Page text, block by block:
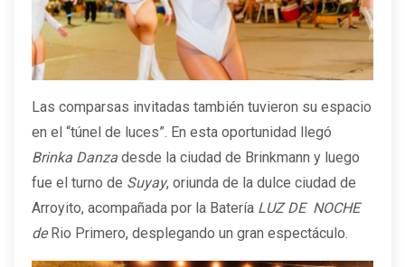
Las comparsas invitadas también tuvieron su espacio
en el “túnel de luces”. En esta oportunidad llegó
Brinka Danza desde la ciudad de Brinkmann y luego
fue el turno de Suyay, oriunda de la dulce ciudad de
Arroyito, acompañada por la Batería LUZ DE NOCHE
deRio Primero, desplegando un gran espectáculo.